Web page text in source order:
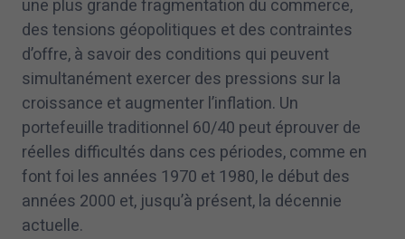
une plus grande fragmentation du commerce,
des tensions géopolitiques et des contraintes
d’offre, à savoir des conditions qui peuvent
simultanément exercer des pressions sur la
croissance et augmenter l’inflation. Un
portefeuille traditionnel 60/40 peut éprouver de
réelles difficultés dans ces périodes, comme en
font foi les années 1970 et1980, le début des
années 2000 et, jusqu’à présent, la décennie
actuelle.